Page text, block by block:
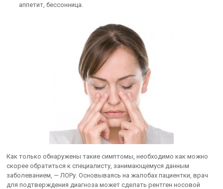
аппетит, бессонница.
Как только обнаружены такие симптомы, необходимо как можно
скорее обратиться к специалисту, занимающемуся данным
заболеванием, — ЛОРу. Основываясь на жалобах пациентки, врач
для подтверждения диагноза может сделать рентген носовой